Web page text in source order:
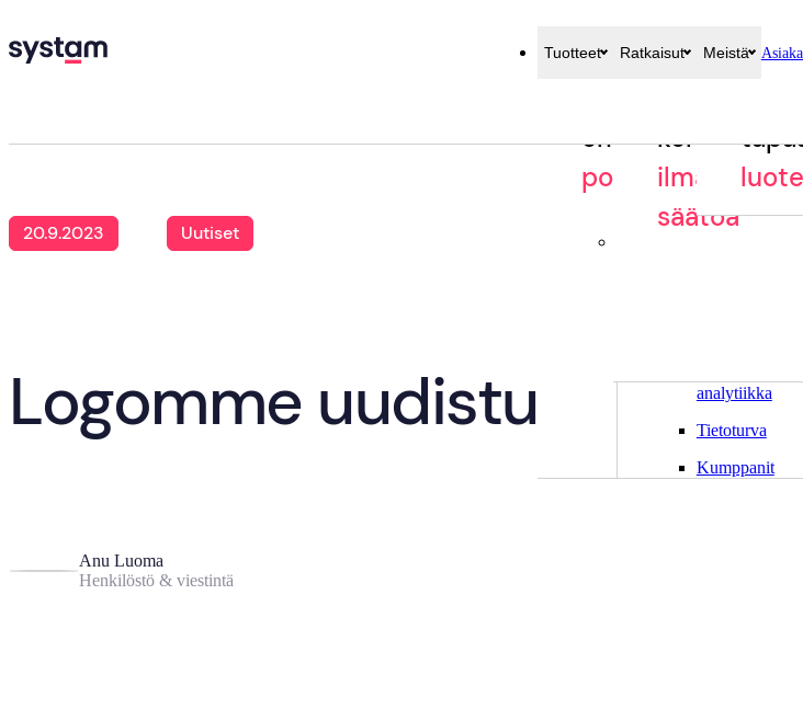
Tuotteet
oma
polkusi
analytiikka
Tietoturva
Kumppanit
Ratkaisut
ilman
säätöä
Meistä
20.9.2023 Uutiset
Logomme uudistui
Anu Luoma
Henkilöstö & viestintä